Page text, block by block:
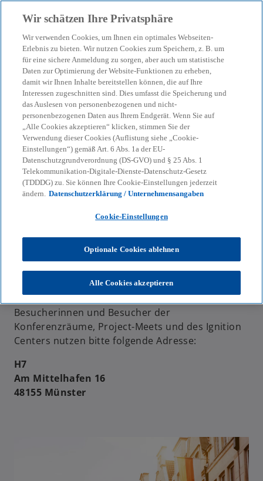
menu search
KPMG in Münster
Kontaktinformationen
T +49 251 59684 70
Wichtig: Informationen für Besucherinnen und
Besucherinnen und Besucher der
Konferenzräume, Project-Meets und des Ignition
Centers nutzen bitte folgende Adresse:
H7
Am Mittelhafen 16
48155 Münster
Wir schätzen Ihre Privatsphäre
Wir verwenden Cookies, um Ihnen ein optimales Webseiten-
Erlebnis zu bieten. Wir nutzen Cookies zum Speichern, z. B. um
für eine sichere Anmeldung zu sorgen, aber auch um statistische
Daten zur Optimierung der Website-Funktionen zu erheben,
damit wir Ihnen Inhalte bereitstellen können, die auf Ihre
Interessen zugeschnitten sind. Dies umfasst die Speicherung und
das Auslesen von personenbezogenen und nicht-
personenbezogenen Daten aus Ihrem Endgerät. Wenn Sie auf
„Alle Cookies akzeptieren“ klicken, stimmen Sie der
Verwendung dieser Cookies (Auflistung siehe „Cookie-
Einstellungen“) gemäß Art. 6 Abs. 1a der EU-
Datenschutzgrundverordnung (DS-GVO) und § 25 Abs. 1
Telekommunikation-Digitale-Dienste-Datenschutz-Gesetz
(TDDDG) zu. Sie können Ihre Cookie-Einstellungen jederzeit
ändern. Datenschutzerklärung / Unternehmensangaben
Cookie-Einstellungen
Optionale Cookies ablehnen
Alle Cookies akzeptieren